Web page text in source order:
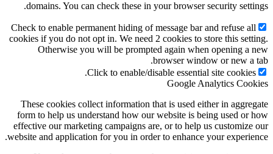
domains. You can check these in your browser security settings.
Check to enable permanent hiding of message bar and refuse all
cookies if you do not opt in. We need 2 cookies to store this setting.
Otherwise you will be prompted again when opening a new
browser window or new a tab.
Click to enable/disable essential site cookies.
Google Analytics Cookies
These cookies collect information that is used either in aggregate
form to help us understand how our website is being used or how
effective our marketing campaigns are, or to help us customize our
website and application for you in order to enhance your experience.